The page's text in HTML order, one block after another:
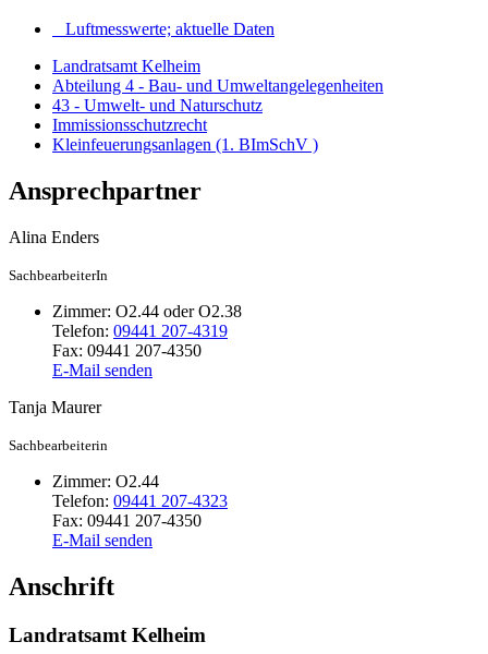
Luftmesswerte; aktuelle Daten
Landratsamt Kelheim
Abteilung 4 - Bau- und Umweltangelegenheiten
43 - Umwelt- und Naturschutz
Immissionsschutzrecht
Kleinfeuerungsanlagen (1. BImSchV )
Ansprechpartner
Alina Enders
SachbearbeiterIn
Zimmer: O2.44 oder O2.38
Telefon: 09441 207-4319
Fax: 09441 207-4350
E-Mail senden
Tanja Maurer
Sachbearbeiterin
Zimmer: O2.44
Telefon: 09441 207-4323
Fax: 09441 207-4350
E-Mail senden
Anschrift
Landratsamt Kelheim